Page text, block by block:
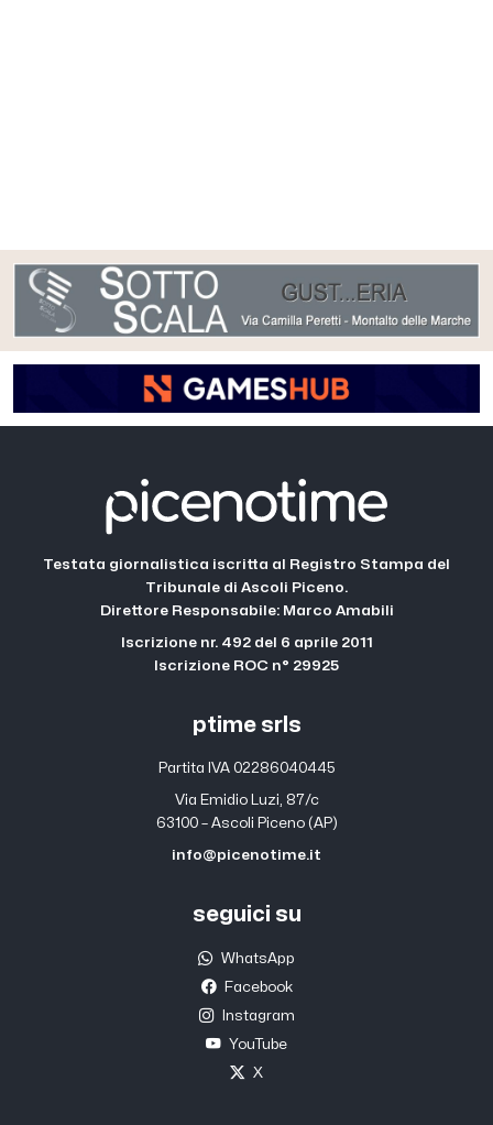
Testata giornalistica iscritta al Registro Stampa del
Tribunale di Ascoli Piceno.
Direttore Responsabile: Marco Amabili
Iscrizione nr. 492 del 6 aprile 2011
Iscrizione ROC n° 29925
ptime srls
Partita IVA 02286040445
Via Emidio Luzi, 87/c
63100 – Ascoli Piceno (AP)
info@picenotime.it
seguici su
WhatsApp
Facebook
Instagram
YouTube
X